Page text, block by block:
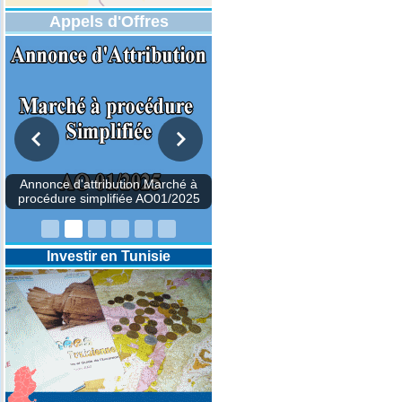
Appels d'Offres
Annonce d'attribution
Investir en Tunisie